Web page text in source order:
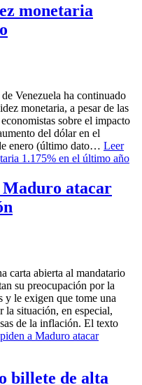
monetaria
Venezuela ha continuado
monetaria, a pesar de las
sobre el impacto
del dólar en el
enero (último dato… Leer
1.175% en el último año
Maduro atacar
carta abierta al mandatario
su preocupación por la
y le exigen que tome una
la situación, en especial,
de la inflación. El texto
a Maduro atacar
billete de alta